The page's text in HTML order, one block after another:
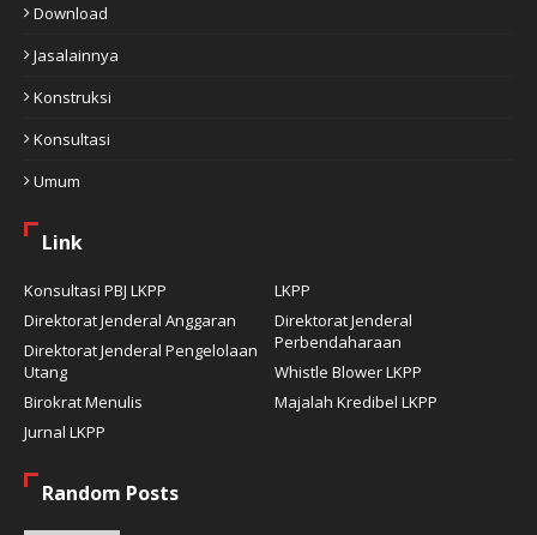
Download
Jasalainnya
Konstruksi
Konsultasi
Umum
Link
Konsultasi PBJ LKPP
LKPP
Direktorat Jenderal Anggaran
Direktorat Jenderal
Perbendaharaan
Direktorat Jenderal Pengelolaan
Utang
Whistle Blower LKPP
Birokrat Menulis
Majalah Kredibel LKPP
Jurnal LKPP
Random Posts